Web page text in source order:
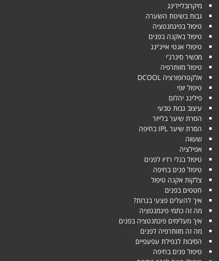
מיקרובליידינג
גבות בשיטת השערה
טיפול בפיגמנטציה
טיפול באקנה בפנים
טיפולי אנטי אייג'ינג
מכשיר סינרג'י
טיפול מזותרפיה
אלקטרופורציה DCOOL
טיפול יופי
פילינג יהלום
עיצוב גבות טבעי
הסרת שיער בלייזר
הסרת שיער IPL בחיפה
שעווה
אפילציה
טיפול בגלי רדיו לפנים
טיפול פנים בחיפה
צלקות אקנה טיפול
חטטים בפנים
איך להעלים פצעי בגרות?
מה זה כתמי פיגמנטציה
איך מעלימים פיגמנטציה בפנים
מה זה מזותרפיה לפנים
הסיבות לנפילת עפעפיים
טיפול פנים בחיפה